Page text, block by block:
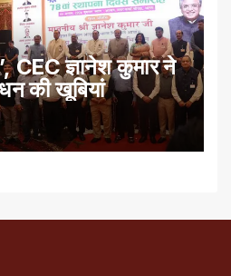
CEC ज्ञानेश कुमार ने
की खूबियां